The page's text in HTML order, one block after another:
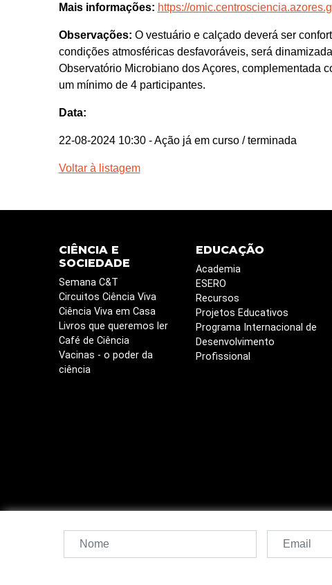
Mais informações: https://
Observações: O vestuário e calçado deverá ser
condições atmosféricas desfavoráveis, será
Observatório Microbiano dos Açores, complementada
um mínimo de 4 participantes.
Data:
22-08-2024 10:30 - Ação já em curso / terminada
Voltar à listagem
CIÊNCIA E
SOCIEDADE
Semana C&T
Circuitos Ciência Viva
Ciência Viva em Casa
Livros que queremos ler
Café de Ciência
Vacinas - o poder da
ciência
EDUCAÇÃO
Academia
ESERO
Recursos
Projetos Educativos
Programa Internacional de
Desenvolvimento
Profissional